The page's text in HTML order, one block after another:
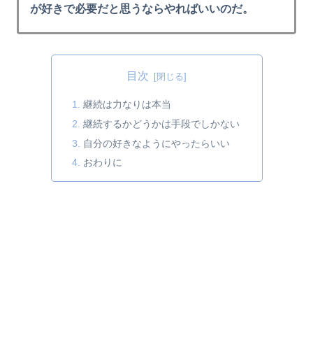
が好きで必要だと思うならやればいいのだ。
目次
継続は力なりは本当
継続するかどうかは手段でしかない
自分の好きなようにやったらいい
おわりに